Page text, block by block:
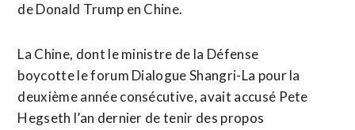
de Donald Trump en Chine.
La Chine, dont le ministre de la Défense
boycotte le forum Dialogue Shangri-La pour la
deuxième année consécutive, avait accusé Pete
Hegseth l’an dernier de tenir des propos